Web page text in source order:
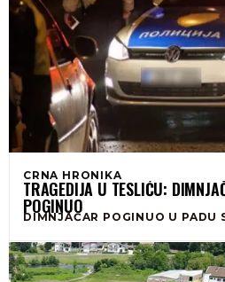
CRNA HRONIKA
TRAGEDIJA U TESLIĆU:
POGINUO
DIMNJAČAR POGINUO U PADU